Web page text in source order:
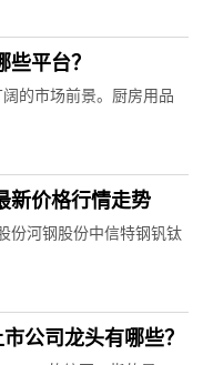
平台？
的市场前景。厨房用品
新价格行情走势
份河钢股份中信特钢钒钛
公司龙头有哪些？